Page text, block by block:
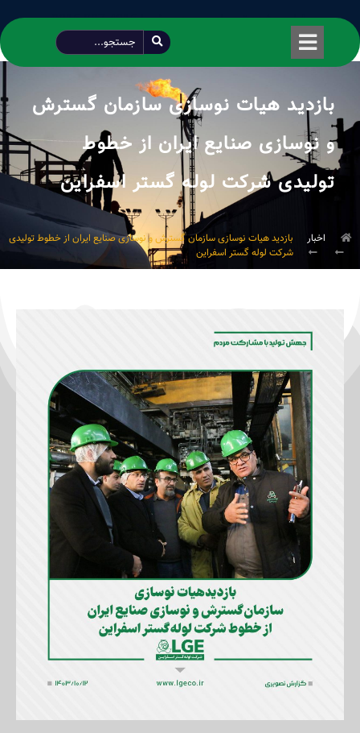
طراحی شده توسط محمود سیفی | 4215 887 0915
بازدید هیات نوسازی سازمان گسترش
و نوسازی صنایع ایران از خطوط
تولیدی شرکت لوله گستر اسفراین
اخبار
بازدید هیات نوسازی سازمان گسترش و نوسازی صنایع ایران از خطوط تولیدی
شرکت لوله گستر اسفراین